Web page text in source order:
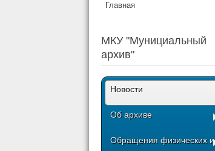
Главная
МКУ "Мунициальный
архив"
Новости
Об архиве
Обращения физических и